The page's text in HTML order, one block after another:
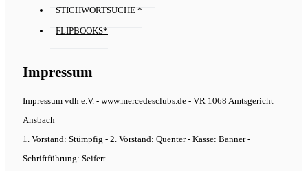
STICHWORTSUCHE *
FLIPBOOKS*
Impressum
Impressum vdh e.V. - www.mercedesclubs.de - VR 1068 Amtsgericht
Ansbach
1. Vorstand: Stümpfig - 2. Vorstand: Quenter - Kasse: Banner -
Schriftführung: Seifert